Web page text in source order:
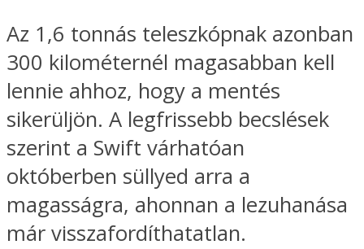
Az 1,6 tonnás teleszkópnak azonban
300 kilométernél magasabban kell
lennie ahhoz, hogy a mentés
sikerüljön. A legfrissebb becslések
szerint a Swift várhatóan
októberben süllyed arra a
magasságra, ahonnan a lezuhanása
már visszafordíthatatlan.